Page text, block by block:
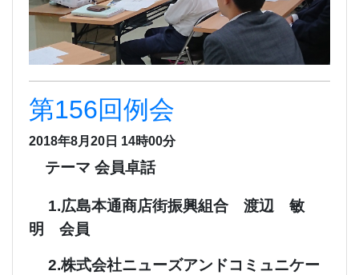
第156回例会
2018年8月20日 14時00分
テーマ 会員卓話
1.広島本通商店街振興組合 渡辺 敏
明 会員
2.株式会社ニューズアンドコミュニケー